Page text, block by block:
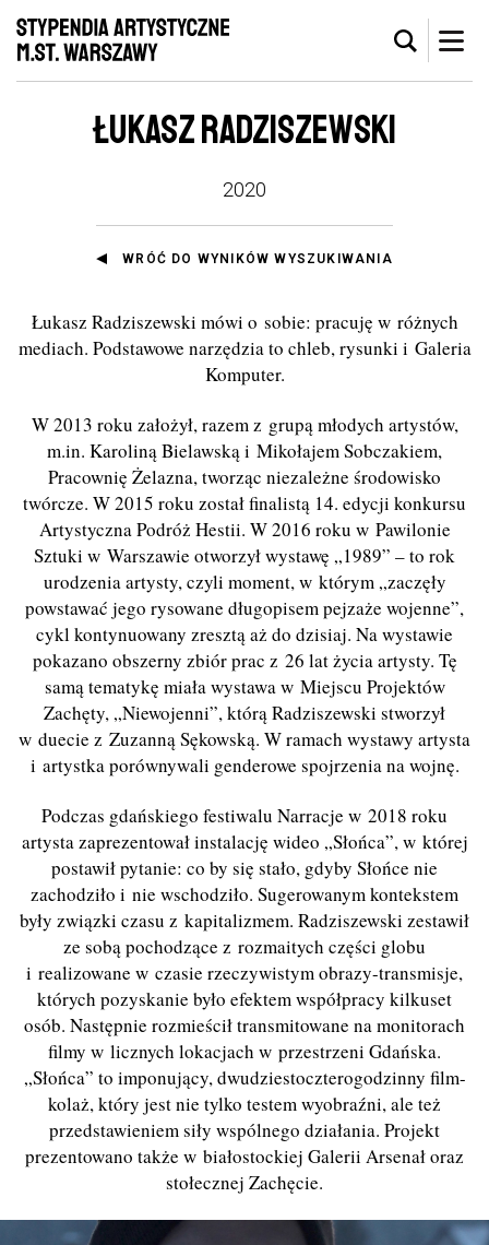
ŁUKASZ RADZISZEWSKI
2020
WRÓĆ DO WYNIKÓW WYSZUKIWANIA
Łukasz Radziszewski mówi o sobie: pracuję w różnych
mediach. Podstawowe narzędzia to chleb, rysunki i Galeria
Komputer.
W 2013 roku założył, razem z grupą młodych artystów,
m.in. Karoliną Bielawską i Mikołajem Sobczakiem,
Pracownię Żelazna, tworząc niezależne środowisko
twórcze. W 2015 roku został finalistą 14. edycji konkursu
Artystyczna Podróż Hestii. W 2016 roku w Pawilonie
Sztuki w Warszawie otworzył wystawę „1989” – to rok
urodzenia artysty, czyli moment, w którym „zaczęły
powstawać jego rysowane długopisem pejzaże wojenne”,
cykl kontynuowany zresztą aż do dzisiaj. Na wystawie
pokazano obszerny zbiór prac z 26 lat życia artysty. Tę
samą tematykę miała wystawa w Miejscu Projektów
Zachęty, „Niewojenni”, którą Radziszewski stworzył
w duecie z Zuzanną Sękowską. W ramach wystawy artysta
i artystka porównywali genderowe spojrzenia na wojnę.
Podczas gdańskiego festiwalu Narracje w 2018 roku
artysta zaprezentował instalację wideo „Słońca”, w której
postawił pytanie: co by się stało, gdyby Słońce nie
zachodziło i nie wschodziło. Sugerowanym kontekstem
były związki czasu z kapitalizmem. Radziszewski zestawił
ze sobą pochodzące z rozmaitych części globu
i realizowane w czasie rzeczywistym obrazy-transmisje,
których pozyskanie było efektem współpracy kilkuset
osób. Następnie rozmieścił transmitowane na monitorach
filmy w licznych lokacjach w przestrzeni Gdańska.
„Słońca” to imponujący, dwudziestoczterogodzinny film-
kolaż, który jest nie tylko testem wyobraźni, ale też
przedstawieniem siły wspólnego działania. Projekt
prezentowano także w białostockiej Galerii Arsenał oraz
stołecznej Zachęcie.